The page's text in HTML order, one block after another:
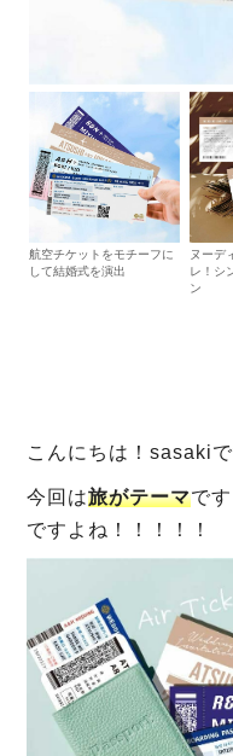
航空チケットをモチーフに
して結婚式を演出
ヌーデ
レ！シ
ン
こんにちは！sasaki
今回は旅がテーマで
ですよね！！！！！